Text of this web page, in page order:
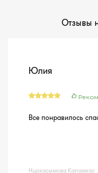
Отзывы
Юлия
Все понравилось
Нуркасымова Каламкас